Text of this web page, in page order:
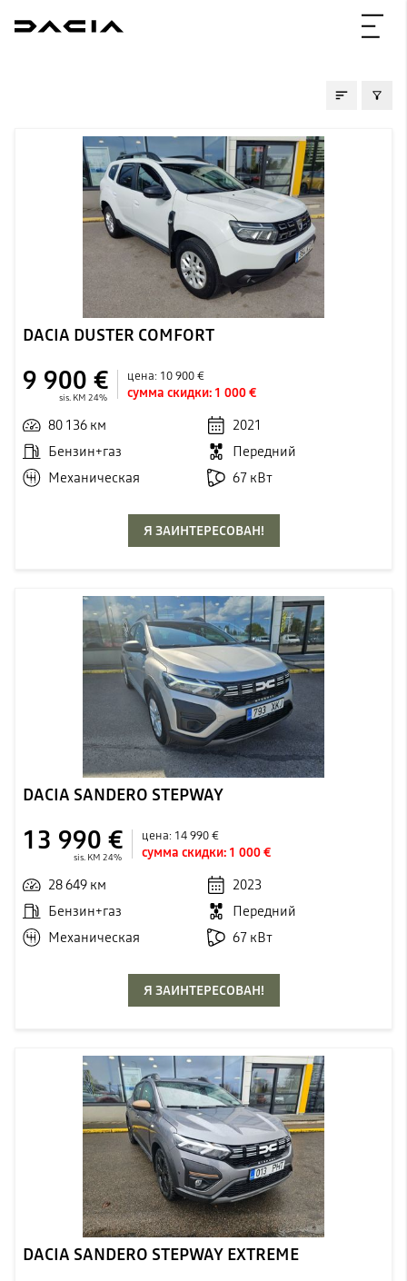
DACIA DUSTER COMFORT
9 900 €
sis. KM 24%
цена: 10 900 €
сумма скидки: 1 000 €
80 136 км
2021
Бензин+газ
Передний
Механическая
67 кВт
Я ЗАИНТЕРЕСОВАН!
DACIA SANDERO STEPWAY
13 990 €
sis. KM 24%
цена: 14 990 €
сумма скидки: 1 000 €
28 649 км
2023
Бензин+газ
Передний
Механическая
67 кВт
Я ЗАИНТЕРЕСОВАН!
DACIA SANDERO STEPWAY EXTREME